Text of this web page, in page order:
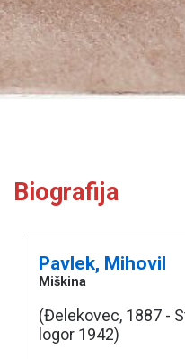
Biografija
Pavlek, Mihovil
Miškina
(Đelekovec, 1887 -
logor 1942)